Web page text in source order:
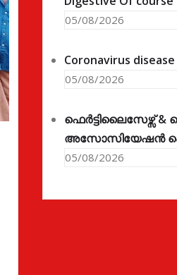
05/08/2026
Coronavirus disease
05/08/2026
ഫെർട്ടിലൈസേഴ്സ്
അസോസിയേഷൻ
05/08/2026